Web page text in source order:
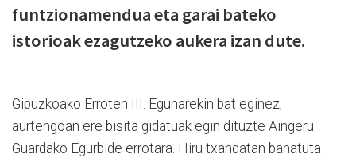
funtzionamendua eta garai bateko
istorioak ezagutzeko aukera izan dute.
Gipuzkoako Erroten III. Egunarekin bat eginez,
aurtengoan ere bisita gidatuak egin dituzte Aingeru
Guardako Egurbide errotara. Hiru txandatan banatuta